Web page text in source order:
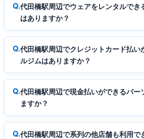
代田橋駅周辺でウェアをレンタルでき
はありますか？
代田橋駅周辺でクレジットカード払い
ルジムはありますか？
代田橋駅周辺で現金払いができるパー
ますか？
代田橋駅周辺で系列の他店舗も利用で